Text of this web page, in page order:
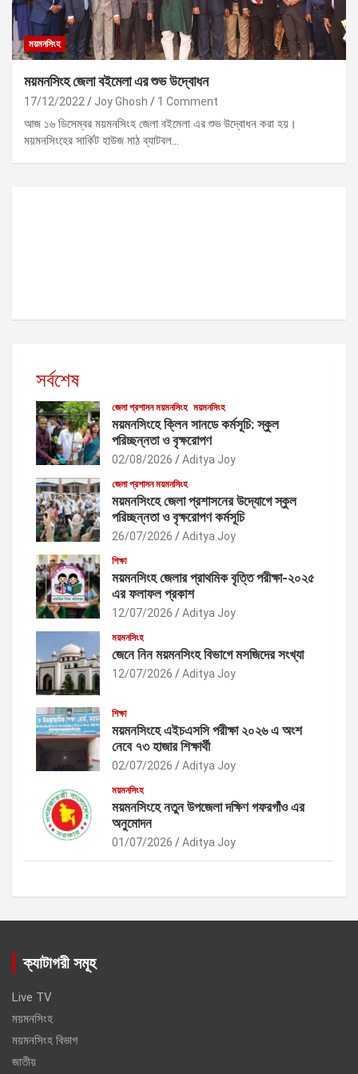
ময়মনসিংহ
ময়মনসিংহ জেলা বইমেলা এর শুভ উদ্বোধন
17/12/2022 Joy Ghosh 1 Comment
আজ ১৬ ডিসেম্বর ময়মনসিংহ জেলা বইমেলা এর শুভ উদ্বোধন করা হয়।
ময়মনসিংহের সার্কিট হাউজ মাঠ ব্যাটবল…
সর্বশেষ
জেলা প্রশাসন ময়মনসিংহ ময়মনসিংহ
ময়মনসিংহে ক্লিন সানডে কর্মসূচি: স্কুল
পরিচ্ছন্নতা ও বৃক্ষরোপণ
02/08/2026 Aditya Joy
জেলা প্রশাসন ময়মনসিংহ
ময়মনসিংহে জেলা প্রশাসনের উদ্যোগে স্কুল
পরিচ্ছন্নতা ও বৃক্ষরোপণ কর্মসূচি
26/07/2026 Aditya Joy
শিক্ষা
ময়মনসিংহ জেলার প্রাথমিক বৃত্তি পরীক্ষা-২০২৫
এর ফলাফল প্রকাশ
12/07/2026 Aditya Joy
ময়মনসিংহ
জেনে নিন ময়মনসিংহ বিভাগে মসজিদের সংখ্যা
12/07/2026 Aditya Joy
শিক্ষা
ময়মনসিংহে এইচএসসি পরীক্ষা ২০২৬ এ অংশ
নেবে ৭৩ হাজার শিক্ষার্থী
02/07/2026 Aditya Joy
ময়মনসিংহ
ময়মনসিংহে নতুন উপজেলা দক্ষিণ গফরগাঁও এর
অনুমোদন
01/07/2026 Aditya Joy
ক্যাটাগরী সমূহ
Live TV
ময়মনসিংহ
ময়মনসিংহ বিভাগ
জাতীয়